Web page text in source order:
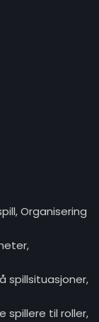
Organisering
spillsituasjoner,
spillere til roller,